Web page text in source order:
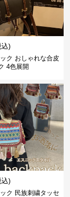
)
ク おしゃれな合皮
4色展開
)
ク 民族刺繍タッセ